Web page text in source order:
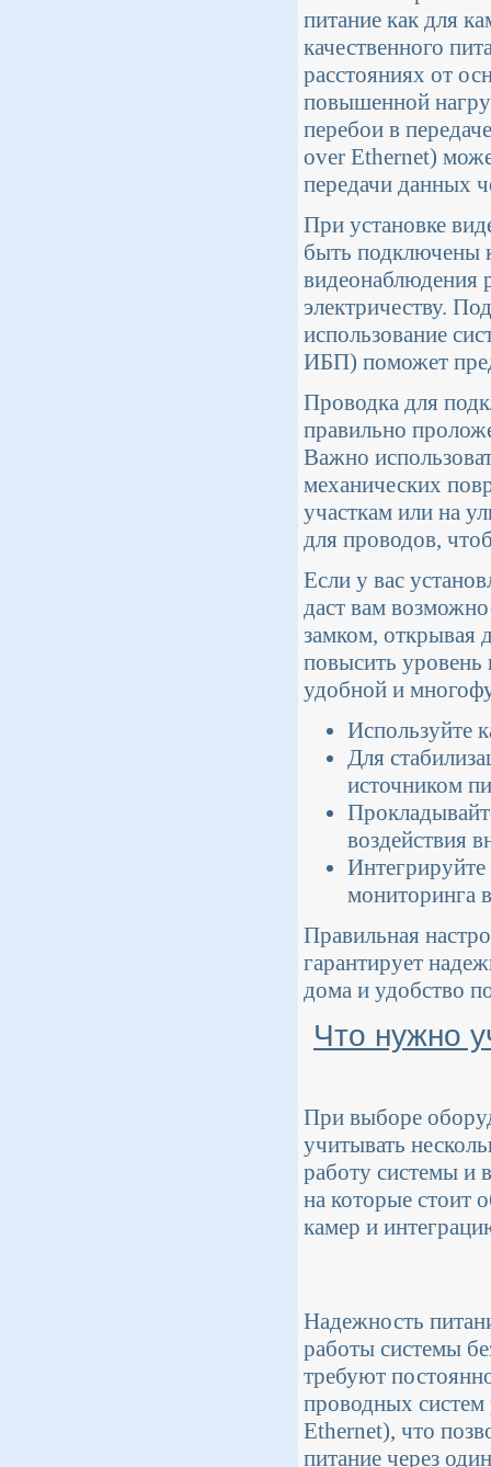
питание как для
качественного
расстояниях от
повышенной
перебои в
over Ethernet)
передачи данных
При установке
быть подключены
видеонаблюдения
электричеству.
использование
ИБП) поможет
Проводка для
правильно
Важно
механических
участкам или на
для проводов,
Если у вас
даст вам
замком, открывая
повысить уровень
удобной и
Используйте
Для
источником
воздействия
мониторинга
Правильная
гарантирует
дома и удобство
Что нужно
При выборе
учитывать
работу системы и
на которые стоит
камер и
Надежность
работы системы
требуют
проводных систем
Ethernet), что
питание через